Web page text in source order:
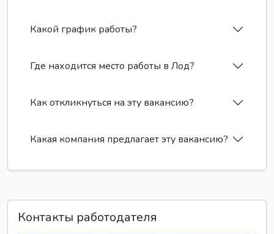
Какой график работы?
Где находится место работы в Лод?
Как откликнуться на эту вакансию?
Какая компания предлагает эту вакансию?
Контакты работодателя